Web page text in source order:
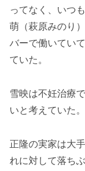
ってなく、いつ
萌（萩原みのり
バーで働いてい
ていた。
雪映は不妊治療
いと考えていた
正隆の実家は大
れに対して落ち